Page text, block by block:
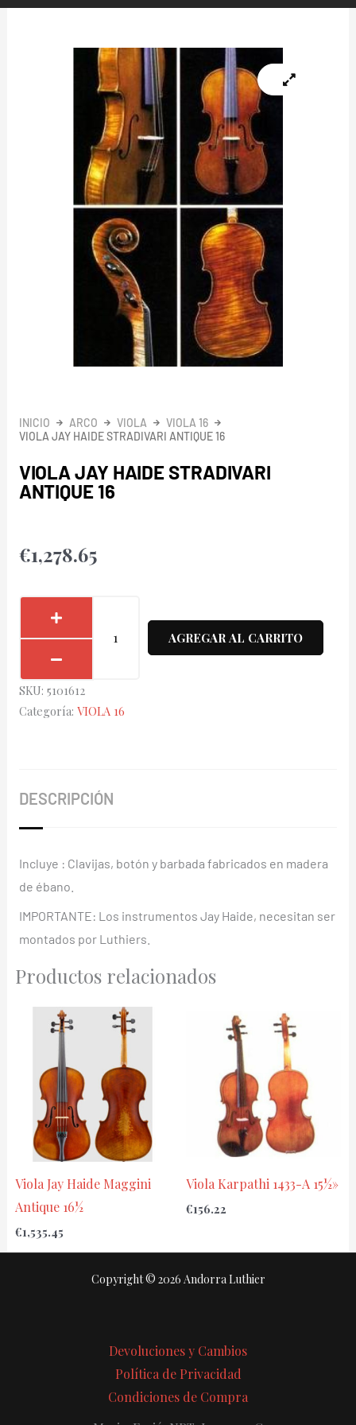
INICIO ARCO VIOLA
VIOLA 16
VIOLA JAY HAIDE STRADIVARI ANTIQUE 16
VIOLA JAY HAIDE STRADIVARI
ANTIQUE 16
€1,278.65
16
AGREGAR AL CARRITO
SKU: 5101612
Categoría: VIOLA 16
DESCRIPCIÓN
Incluye : Clavijas, botón y barbada fabricados en madera
de ébano.
IMPORTANTE: Los instrumentos Jay Haide, necesitan ser
montados por Luthiers.
Productos relacionados
Viola Jay Haide Maggini
Antique 16½
€1,535.45
Viola Karpathi 1433-A 15½»
€156.22
Copyright © 2026 Andorra Luthier
Devoluciones y Cambios
Política de Privacidad
Condiciones de Compra